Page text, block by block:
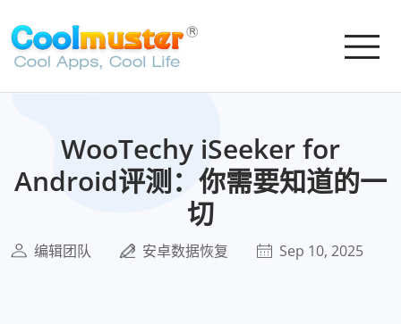
WooTechy iSeeker for
Android评测：你需要知道的一
切
编辑团队 安卓数据恢复 Sep 10, 2025